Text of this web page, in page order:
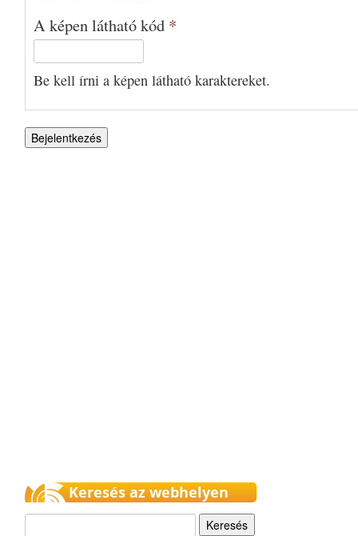
A képen látható kód *
Be kell írni a képen látható karaktereket.
Keresés az webhelyen